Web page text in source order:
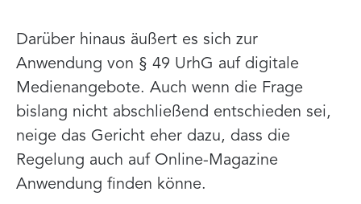
Darüber hinaus äußert es sich zur
Anwendung von § 49 UrhG auf digitale
Medienangebote. Auch wenn die Frage
bislang nicht abschließend entschieden sei,
neige das Gericht eher dazu, dass die
Regelung auch auf Online-Magazine
Anwendung finden könne.